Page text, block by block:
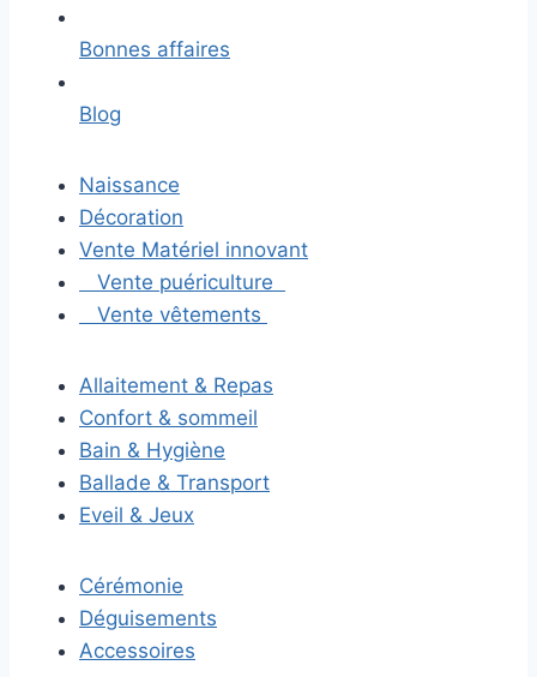
Bonnes affaires
Blog
Naissance
Décoration
Vente Matériel innovant
Vente puériculture
Vente vêtements
Allaitement & Repas
Confort & sommeil
Bain & Hygiène
Ballade & Transport
Eveil & Jeux
Cérémonie
Déguisements
Accessoires